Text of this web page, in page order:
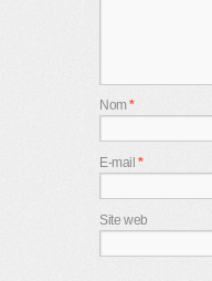
Nom*
E-mail*
Site web